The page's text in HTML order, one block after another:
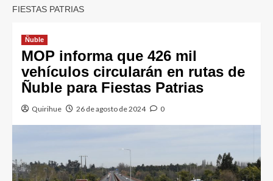
FIESTAS PATRIAS
Ñuble
MOP informa que 426 mil
vehículos circularán en rutas de
Ñuble para Fiestas Patrias
Quirihue 26 de agosto de 2024 0